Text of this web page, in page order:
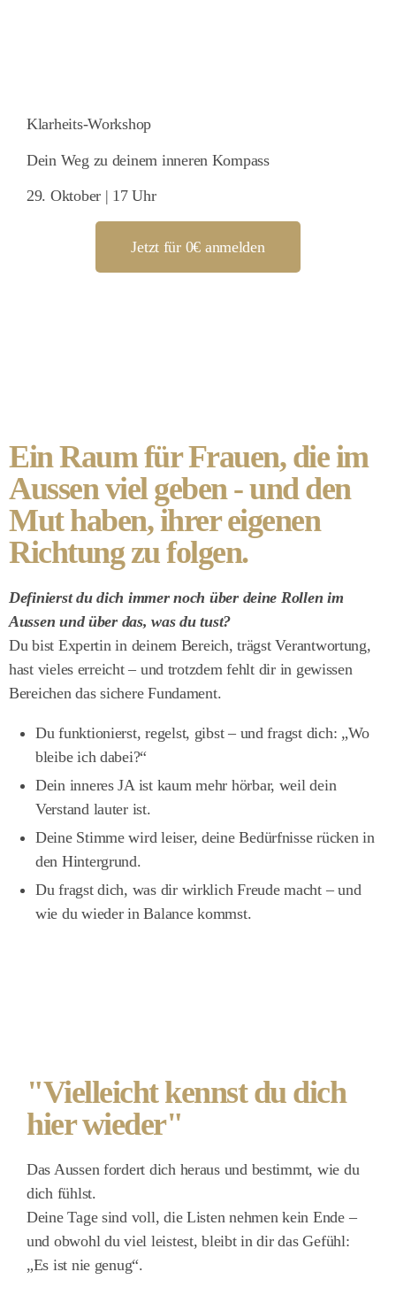
Klarheits-Workshop
Dein Weg zu deinem inneren Kompass
29. Oktober | 17 Uhr
Jetzt für 0€ anmelden
Ein Raum für Frauen, die im
Aussen viel geben - und den
Mut haben, ihrer eigenen
Richtung zu folgen.
Definierst du dich immer noch über deine Rollen im
Aussen und über das, was du tust?
Du bist Expertin in deinem Bereich, trägst Verantwortung,
hast vieles erreicht – und trotzdem fehlt dir in gewissen
Bereichen das sichere Fundament.
Du funktionierst, regelst, gibst – und fragst dich: „Wo
bleibe ich dabei?“
Dein inneres JA ist kaum mehr hörbar, weil dein
Verstand lauter ist.
Deine Stimme wird leiser, deine Bedürfnisse rücken in
den Hintergrund.
Du fragst dich, was dir wirklich Freude macht – und
wie du wieder in Balance kommst.
"Vielleicht kennst du dich
hier wieder"
Das Aussen fordert dich heraus und bestimmt, wie du
dich fühlst.
Deine Tage sind voll, die Listen nehmen kein Ende –
und obwohl du viel leistest, bleibt in dir das Gefühl:
„Es ist nie genug“.